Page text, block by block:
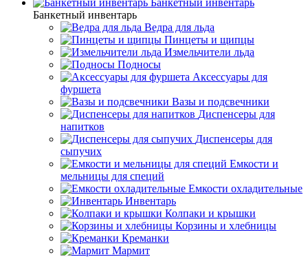
Банкетный инвентарь
Ведра для льда
Пинцеты и щипцы
Измельчители льда
Подносы
Аксессуары для
фуршета
Вазы и подсвечники
Диспенсеры для
напитков
Диспенсеры для
сыпучих
Емкости и
мельницы для специй
Емкости охладительные
Инвентарь
Колпаки и крышки
Корзины и хлебницы
Креманки
Мармит